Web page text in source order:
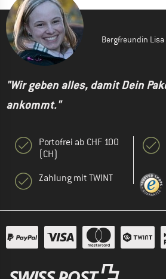
Bergfreundin Lisa
"Wir geben alles, damit Dein
ankommt."
Portofrei ab CHF 100
(CH)
Zahlung mit TWINT